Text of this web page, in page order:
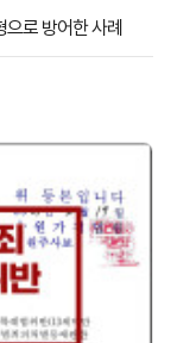
로 방어한 사례